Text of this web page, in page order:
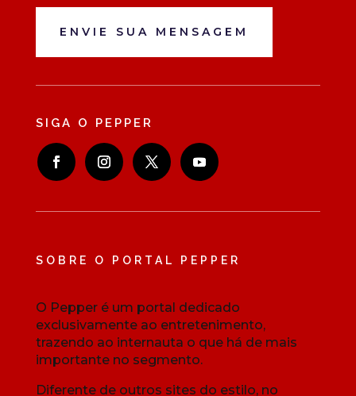
ENVIE SUA MENSAGEM
SIGA O PEPPER
SOBRE O PORTAL PEPPER
O Pepper é um portal dedicado
exclusivamente ao entretenimento,
trazendo ao internauta o que há de mais
importante no segmento.
Diferente de outros sites do estilo, no